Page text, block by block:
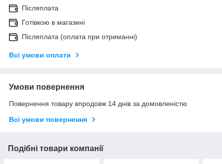
Післяплата
Готівкою в магазині
Післяплата (оплата при отриманні)
Всі умови оплати
Умови повернення
Повернення товару впродовж 14 днів за домовленістю
Всі умови повернення
Подібні товари компанії